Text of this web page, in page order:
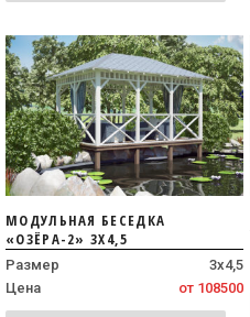
МОДУЛЬНАЯ БЕСЕДКА
«ОЗЁРА-2» 3Х4,5
Размер
3х4,5
Цена
от 108500